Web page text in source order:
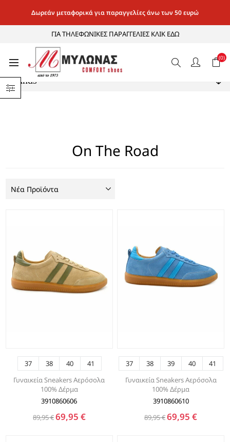
Δωρεάν μεταφορικά για παραγγελίες άνω των 50 ευρώ
ΓΙΑ ΤΗΛΕΦΩΝΙΚΕΣ ΠΑΡΑΓΓΕΛΙΕΣ ΚΛΙΚ ΕΔΩ
(0)
Κατηγορίες
Brands
On The Road
37 38 40
41
Γυναικεία Sneakers Αερόσολα
100% Δέρμα
3910860606
89,95 €69,95 €
37 38 39 40
41
Γυναικεία Sneakers Αερόσολα
100% Δέρμα
3910860610
89,95 €69,95 €